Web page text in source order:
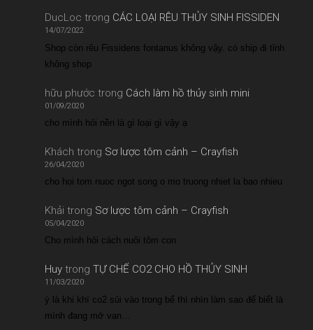
DucLoc trong CÁC LOẠI RÊU THỦY SINH FISSIDEN
14/07/2022
Shop còn rêu Fissidens fontanus không vậy. có ship đi tỉnh
không shop
hữu phước trong Cách làm hồ thủy sinh mini
01/09/2020
cho mình hỏi nền là gì loại gì vậy ạ
Khách trong Sơ lược tôm cảnh – Crayfish
26/04/2020
cho hoi tom nuoc ngot song o mo truong nhiet la bao nhieu
Khải trong Sơ lược tôm cảnh – Crayfish
05/04/2020
Cho mình hỏi cách nuôi tôm con
Huytrong TỰ CHẾ CO2 CHO HỒ THỦY SINH
11/03/2020
ý là khi khí co2 sủi vào trong bể thì nhìn làm sao để biết là
mình đang mở van…